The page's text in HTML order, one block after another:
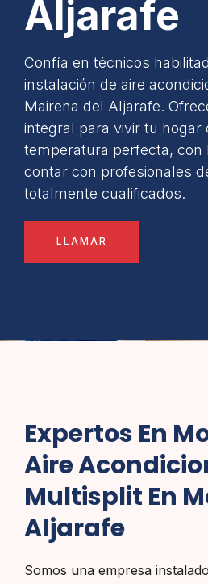
Aljarafe
Confía en técnicos
instalación de aire
Mairena del Aljarafe.
integral para vivir tu hogar
temperatura perfecta, con
contar con profesionales
totalmente cualificados.
LLAMAR
Expertos En
Aire
Multisplit En
Aljarafe
Somos una empresa